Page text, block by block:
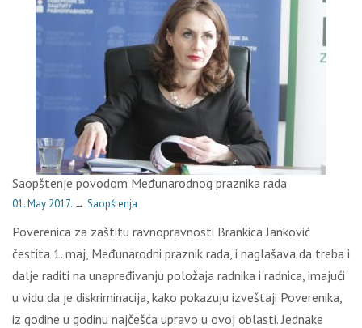
Saopštenje povodom Međunarodnog praznika rada
01. May 2017. → Saopštenja
Poverenica za zaštitu ravnopravnosti Brankica Janković
čestita 1. maj, Međunarodni praznik rada, i naglašava da treba i
dalje raditi na unapređivanju položaja radnika i radnica, imajući
u vidu da je diskriminacija, kako pokazuju izveštaji Poverenika,
iz godine u godinu najčešća upravo u ovoj oblasti. Jednake